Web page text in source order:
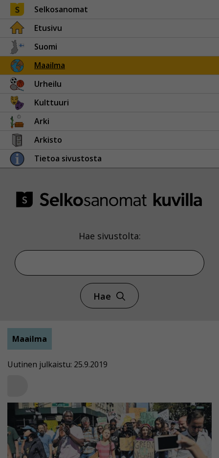
Selkosanomat
Etusivu
Suomi
Maailma
Urheilu
Kulttuuri
Arki
Arkisto
Tietoa sivustosta
Hae sivustolta:
Hae
Maailma
Uutinen julkaistu: 25.9.2019